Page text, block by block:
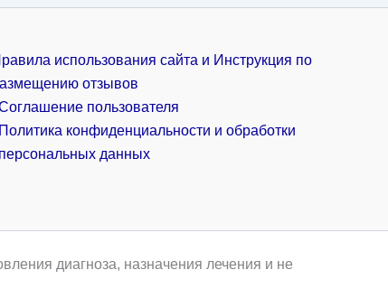
использования сайта и Инструкция по
отзывов
пользователя
Политика конфиденциальности и обработки
персональных данных
диагноза, назначения лечения и не